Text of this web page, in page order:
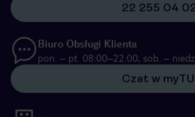
22 255 04
Biuro Obsługi Klienta
pon. – pt. 08:00–22:00, sob. –
Czat w